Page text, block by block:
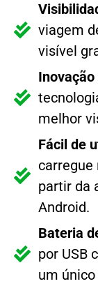
viagem
visível
melhor
Fácil de
partir da
Android.
Bateria
por USB
um